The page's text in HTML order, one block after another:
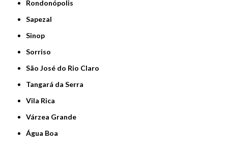
Rondonópolis
Sapezal
Sinop
Sorriso
São José do Rio Claro
Tangará da Serra
Vila Rica
Várzea Grande
Água Boa